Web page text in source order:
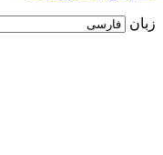
زبان